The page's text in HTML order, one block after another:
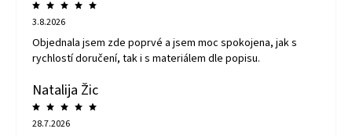
3.8.2026
Objednala jsem zde poprvé a jsem moc spokojena, jak s
rychlostí doručení, tak i s materiálem dle popisu.
Natalija Žic
28.7.2026